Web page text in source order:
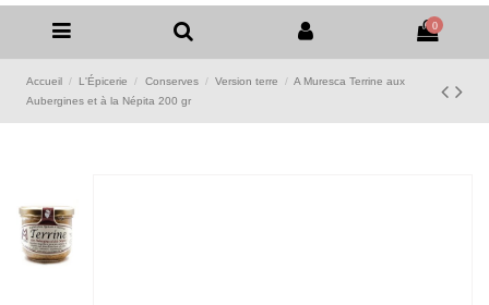
0
Accueil L'Épicerie Conserves Version terre
A Muresca Terrine aux
Aubergines et à la Népita 200 gr